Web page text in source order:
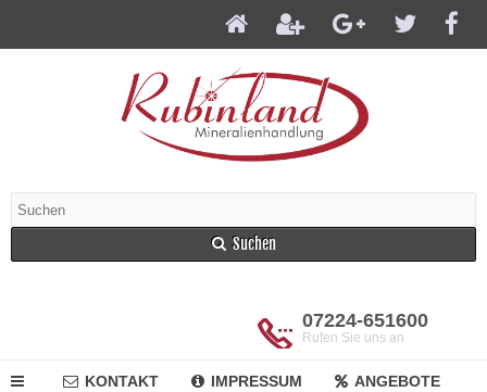
Suchen
07224-651600
Rufen Sie uns an
KONTAKT IMPRESSUM
ANGEBOTE